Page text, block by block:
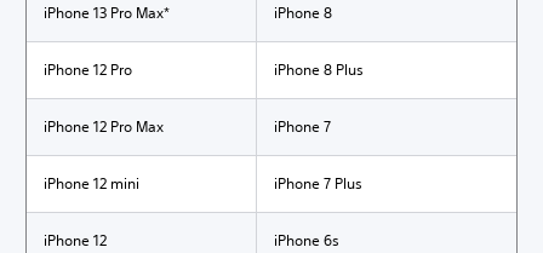
iPhone 13 Pro Max* iPhone 8
iPhone 12 Pro iPhone 8 Plus
iPhone 12 Pro Max iPhone 7
iPhone 12 mini iPhone 7 Plus
iPhone 12 iPhone 6s